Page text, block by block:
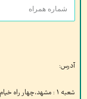
آدرس:
شعبه ۱ : مشهد،چهار راه خیام, مجموعه تربیت بدنی آستان قدس